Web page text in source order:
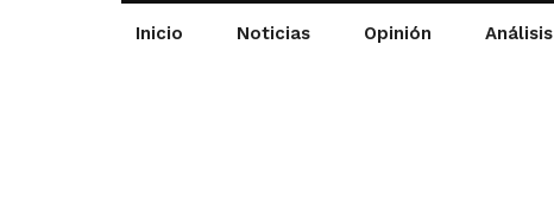
Inicio Noticias Opinión Análisis